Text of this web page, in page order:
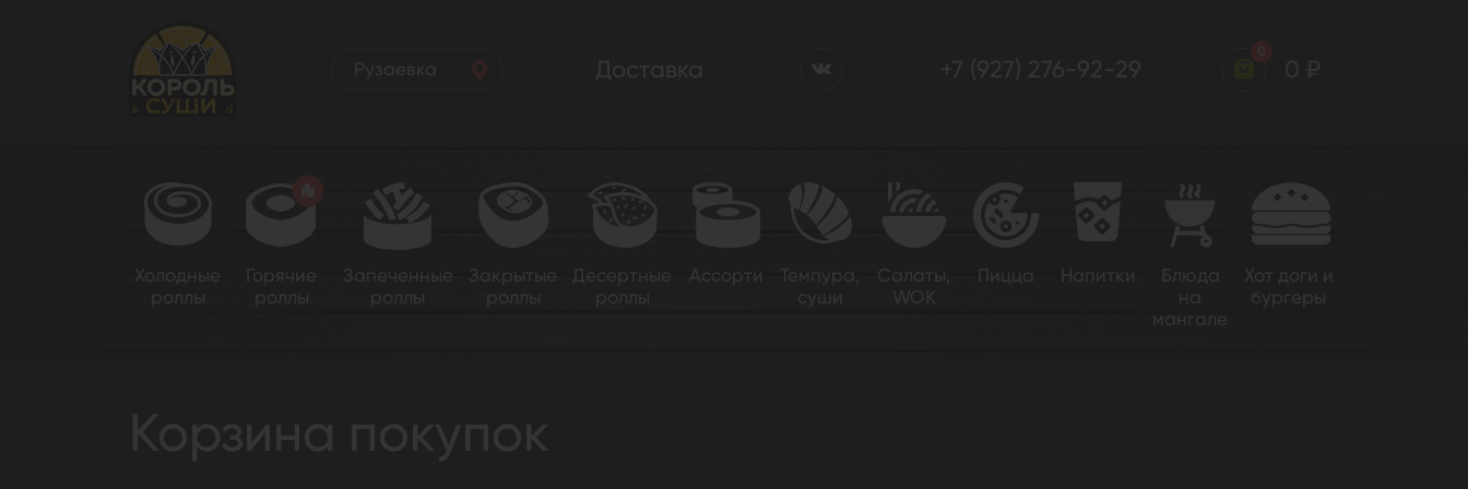
Холодные
роллы
Горячие
роллы
Запеченные
роллы
Закрытые
роллы
Десертные
роллы
Ассорти
Темпура,
суши
Салаты,
WOK
Пицца Напитки
Блюда
на
мангале
Хот доги и
бургеры